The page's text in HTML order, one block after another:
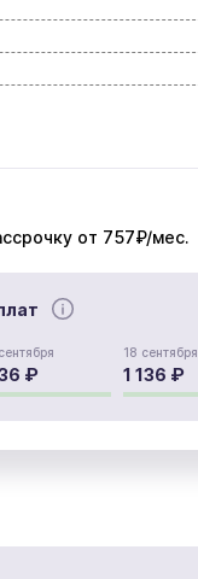
от 757₽/мес.
₽
18 сентября
1 136 ₽